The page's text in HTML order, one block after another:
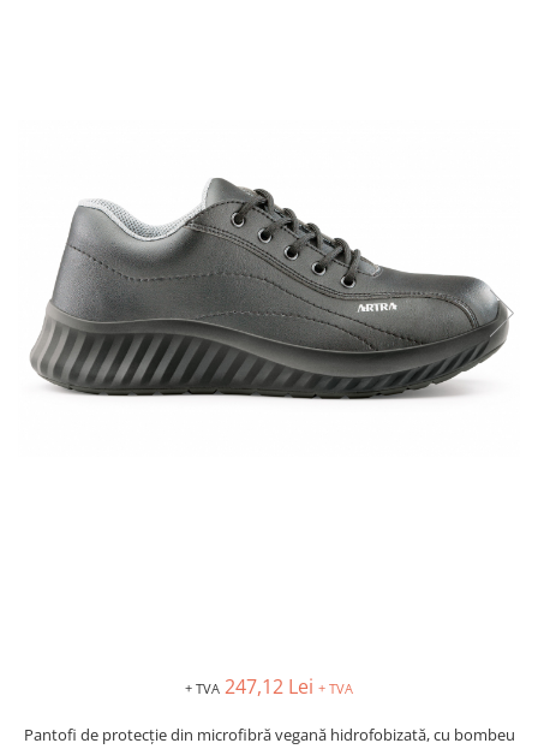
Jachete Termoizolante
Pantaloni Termoizolanti
Costume | Combinezoane
Termoizolante
Veste Termoizolante
Îmbrăcăminte REFLECTORIZANTĂ
(HI-VIS)
Jachete reflectorizante (HI-VIS)
reflectorizante (HI-VIS)+ TVA 247,12 Lei + TVA
Pantofi de protecție din microfibră vegană hidrofobizată, cu bombeu